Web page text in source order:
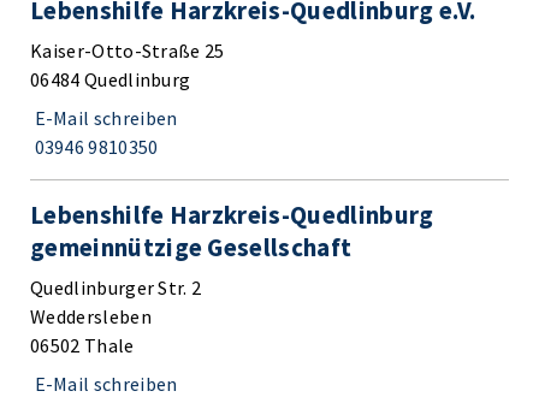
Lebenshilfe Harzkreis-Quedlinburg e.V.
Kaiser-Otto-Straße 25
06484 Quedlinburg
E-Mail schreiben
03946 9810350
Lebenshilfe Harzkreis-Quedlinburg
gemeinnützige Gesellschaft
Quedlinburger Str. 2
Weddersleben
06502 Thale
E-Mail schreiben